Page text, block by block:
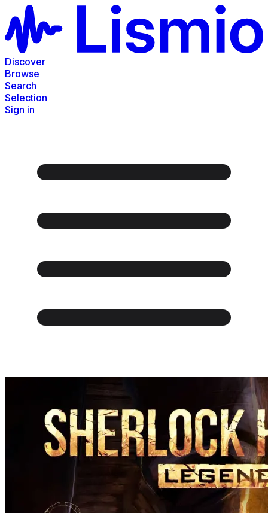
Discover
Browse
Search
Selection
Sign in